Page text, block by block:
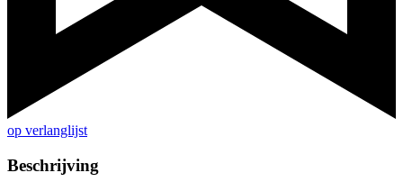
op verlanglijst
Beschrijving